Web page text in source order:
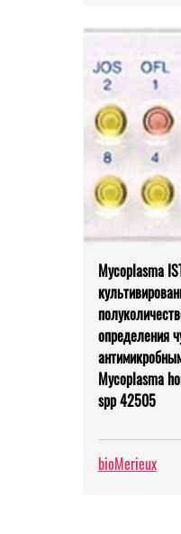
Mycoplasma
определения
Mycoplasma
spp 42505
bioMerieux